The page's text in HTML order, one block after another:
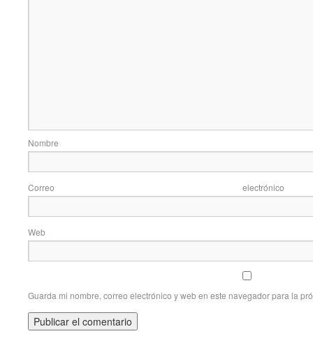
Correo
Web
Guarda mi nombre, correo electrónico y web en este navegador para la